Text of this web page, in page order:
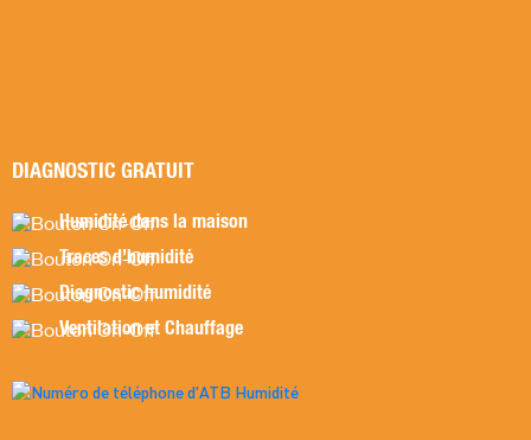
DIAGNOSTIC GRATUIT
Humidité dans la maison
Traces d’humidité
Diagnostic humidité
Ventilation et Chauffage